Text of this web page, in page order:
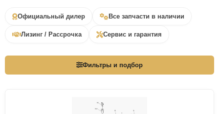
Официальный дилер Все запчасти в наличии
Лизинг / Рассрочка Сервис и гарантия
Фильтры и подбор